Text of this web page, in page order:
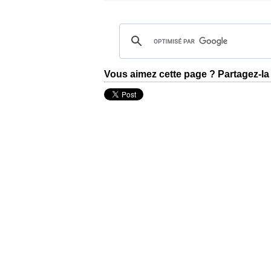
Vous aimez cette page ? Partagez-la